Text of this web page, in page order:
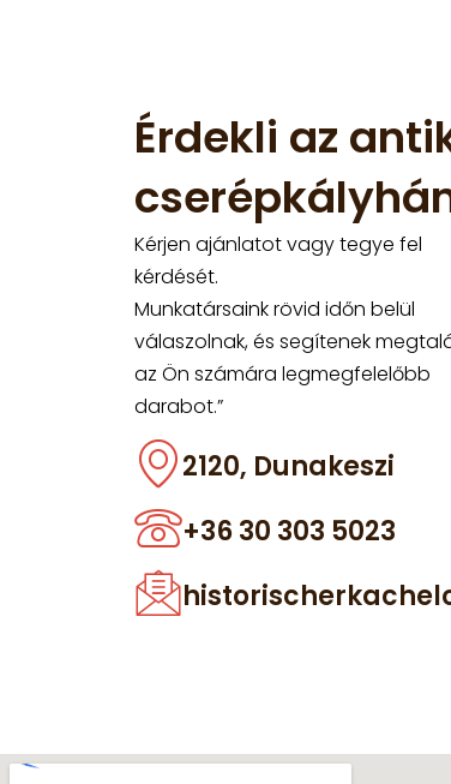
Érdekli az
Kérjen ajánlatot vagy tegye fel
kérdését.
Munkatársaink rövid időn belül
válaszolnak, és segítenek
az Ön számára legmegfelelőbb
darabot.”
2120, Dunakeszi
+36 30 303 5023